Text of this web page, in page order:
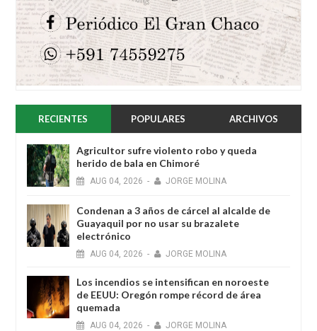
RECIENTES POPULARES ARCHIVOS
Agricultor sufre violento robo y queda
herido de bala en Chimoré
AUG 04, 2026 - JORGE MOLINA
Condenan a 3 años de cárcel al alcalde de
Guayaquil por no usar su brazalete
electrónico
AUG 04, 2026 - JORGE MOLINA
Los incendios se intensifican en noroeste
de EEUU: Oregón rompe récord de área
quemada
AUG 04, 2026 - JORGE MOLINA